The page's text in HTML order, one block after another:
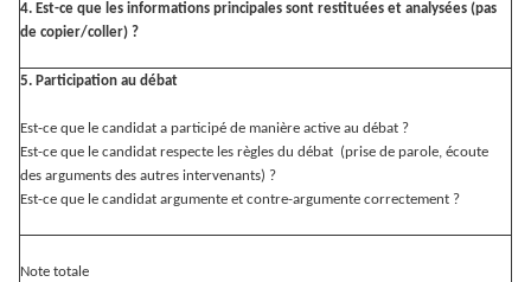
4. Est-ce que les informations principales sont restituées et analysées (pas
de copier/coller) ?
5. Participation au débat
Est-ce que le candidat a participé de manière active au débat ?
Est-ce que le candidat respecte les règles du débat (prise de parole, écoute
des arguments des autres intervenants) ?
Est-ce que le candidat argumente et contre-argumente correctement ?
Note totale